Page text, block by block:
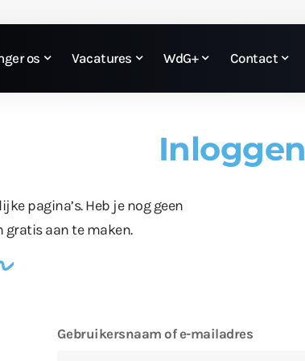
os Vacatures WdG+ Contact
Inloggen
pagina’s. Heb je nog geen
gratis aan te maken.
Gebruikersnaam of e-mailadres